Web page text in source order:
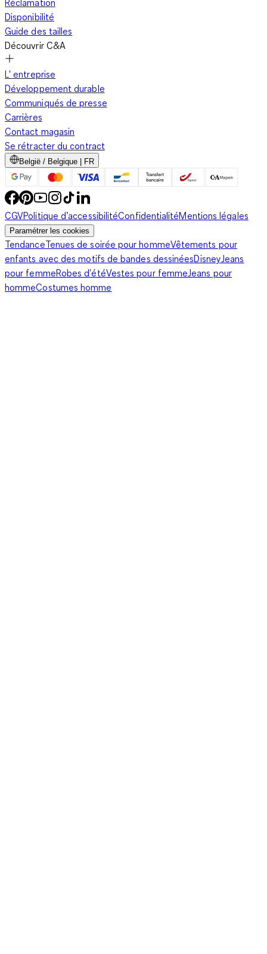
Disponibilité
Guide des tailles
Découvrir C&A
L' entreprise
Développement durable
Communiqués de presse
Carrières
Contact magasin
Se rétracter du contract
België / Belgique | FR
CGVPolitique d’accessibilitéConfidentialitéMentions légales
Paramétrer les cookies
TendanceTenues de soirée pour hommeVêtements pour
enfants avec des motifs de bandes dessinéesDisney Jeans
pour femmeRobes d'étéVestes pour femme Jeans pour
hommeCostumes homme